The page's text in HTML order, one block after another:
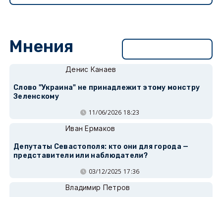
Мнения
Денис Канаев
Слово "Украина" не принадлежит этому монстру
Зеленскому
11/06/2026 18:23
Иван Ермаков
Депутаты Севастополя: кто они для города —
представители или наблюдатели?
03/12/2025 17:36
Владимир Петров